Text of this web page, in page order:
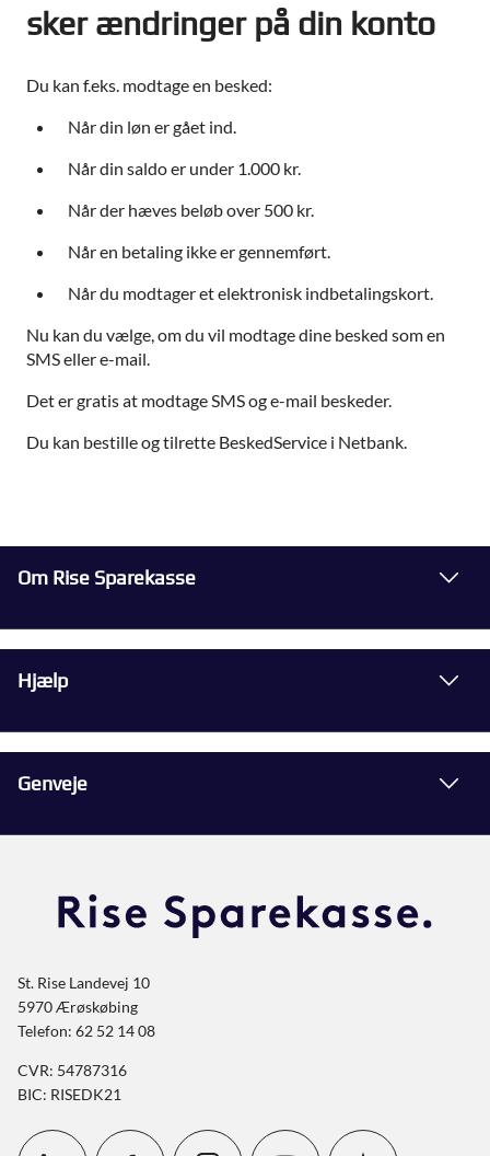
sker ændringer på din konto
Du kan f.eks. modtage en besked:
Når din løn er gået ind.
Når din saldo er under 1.000 kr.
Når der hæves beløb over 500 kr.
Når en betaling ikke er gennemført.
Når du modtager et elektronisk indbetalingskort.
Nu kan du vælge, om du vil modtage dine besked som en
SMS eller e-mail.
Det er gratis at modtage SMS og e-mail beskeder.
Du kan bestille og tilrette BeskedService i Netbank.
Om Rise Sparekasse
Hjælp
Genveje
St. Rise Landevej 10
5970 Ærøskøbing
Telefon: 62 52 14 08
CVR: 54787316
BIC: RISEDK21